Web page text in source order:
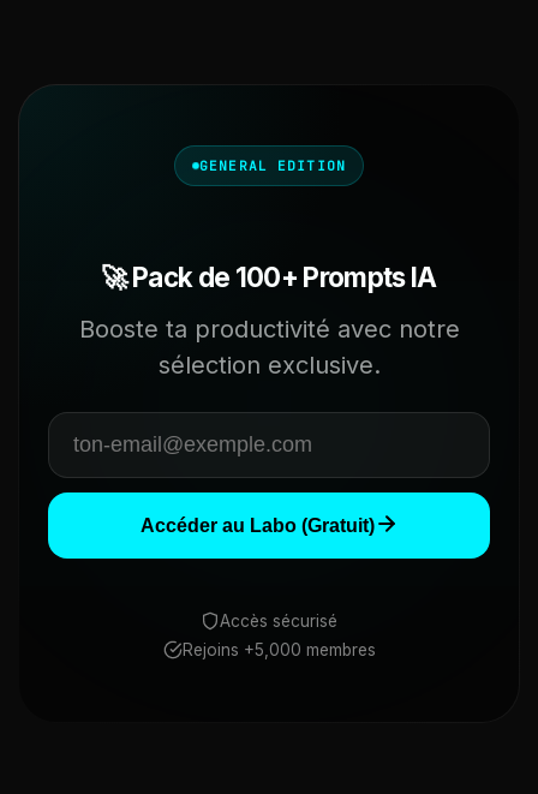
GENERAL EDITION
🚀 Pack de 100+ Prompts IA
Booste ta productivité avec notre
sélection exclusive.
Accéder au Labo (Gratuit)
Accès sécurisé
Rejoins +5,000 membres